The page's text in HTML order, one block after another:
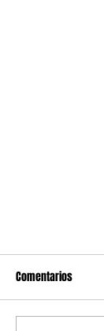
Comentarios